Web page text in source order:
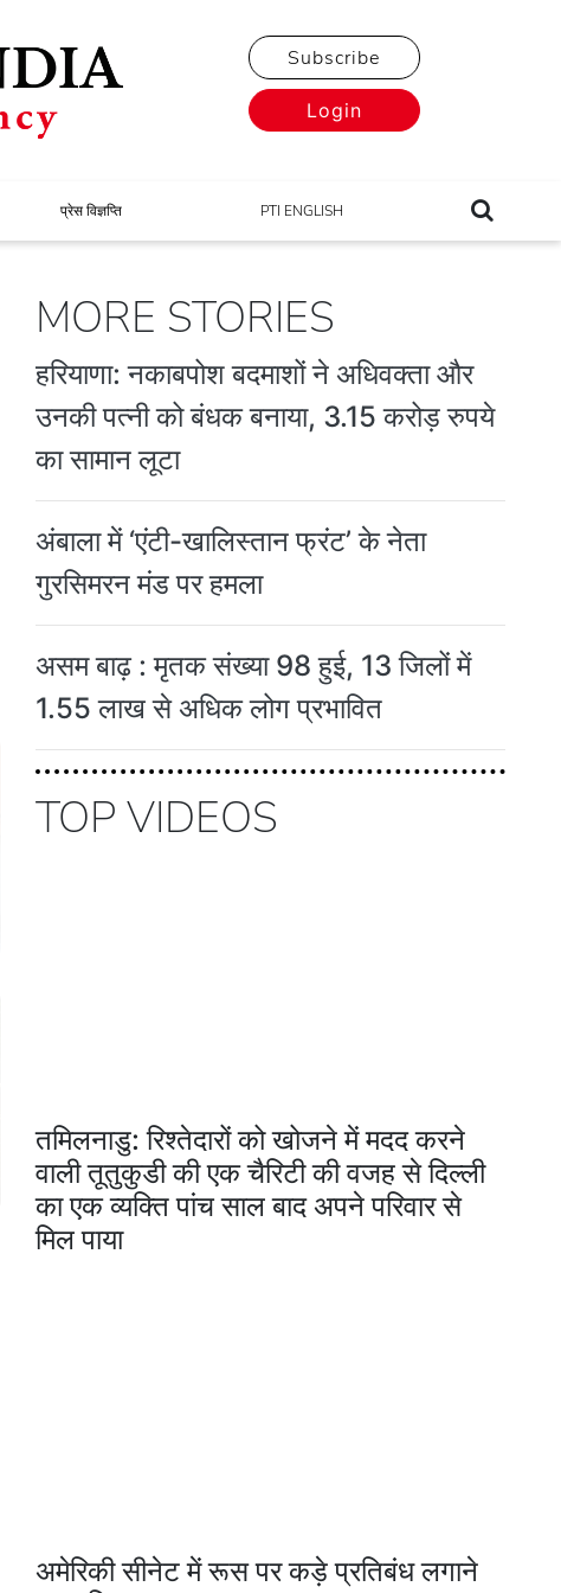
Subscribe
Login
प्रेस विज्ञप्ति PTI ENGLISH
MORE STORIES
हरियाणा: नकाबपोश बदमाशों ने अधिवक्ता और
उनकी पत्नी को बंधक बनाया, 3.15 करोड़ रुपये
का सामान लूटा
अंबाला में ‘एंटी-खालिस्तान फ्रंट’ के नेता
गुरसिमरन मंड पर हमला
असम बाढ़ : मृतक संख्या 98 हुई, 13 जिलों में
1.55 लाख से अधिक लोग प्रभावित
TOP VIDEOS
तमिलनाडु: रिश्तेदारों को खोजने में मदद करने
वाली तूतुकुडी की एक चैरिटी की वजह से दिल्ली
का एक व्यक्ति पांच साल बाद अपने परिवार से
मिल पाया
अमेरिकी सीनेट में रूस पर कड़े प्रतिबंध लगाने